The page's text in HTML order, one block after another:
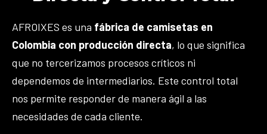
AFROIXES es una fábrica de camisetas en
Colombia con producción directa, lo que significa
que no tercerizamos procesos críticos ni
dependemos de intermediarios. Este control total
nos permite responder de manera ágil a las
necesidades de cada cliente.